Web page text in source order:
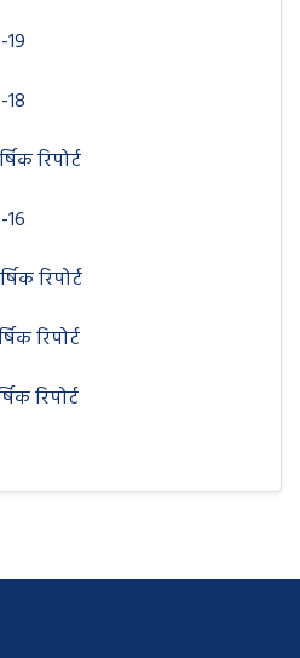
19
18
रिपोर्ट
16
रिपोर्ट
रिपोर्ट
रिपोर्ट